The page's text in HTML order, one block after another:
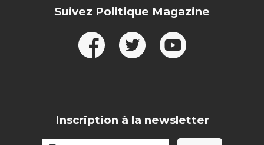
Suivez Politique Magazine
Inscription à la newsletter